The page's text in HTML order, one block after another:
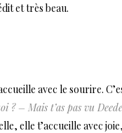
et très beau.
avec le sourire.
? – Mais t’as pas vu
elle t’accueille avec